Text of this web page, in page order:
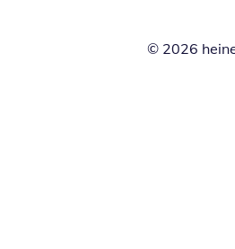
© 2026